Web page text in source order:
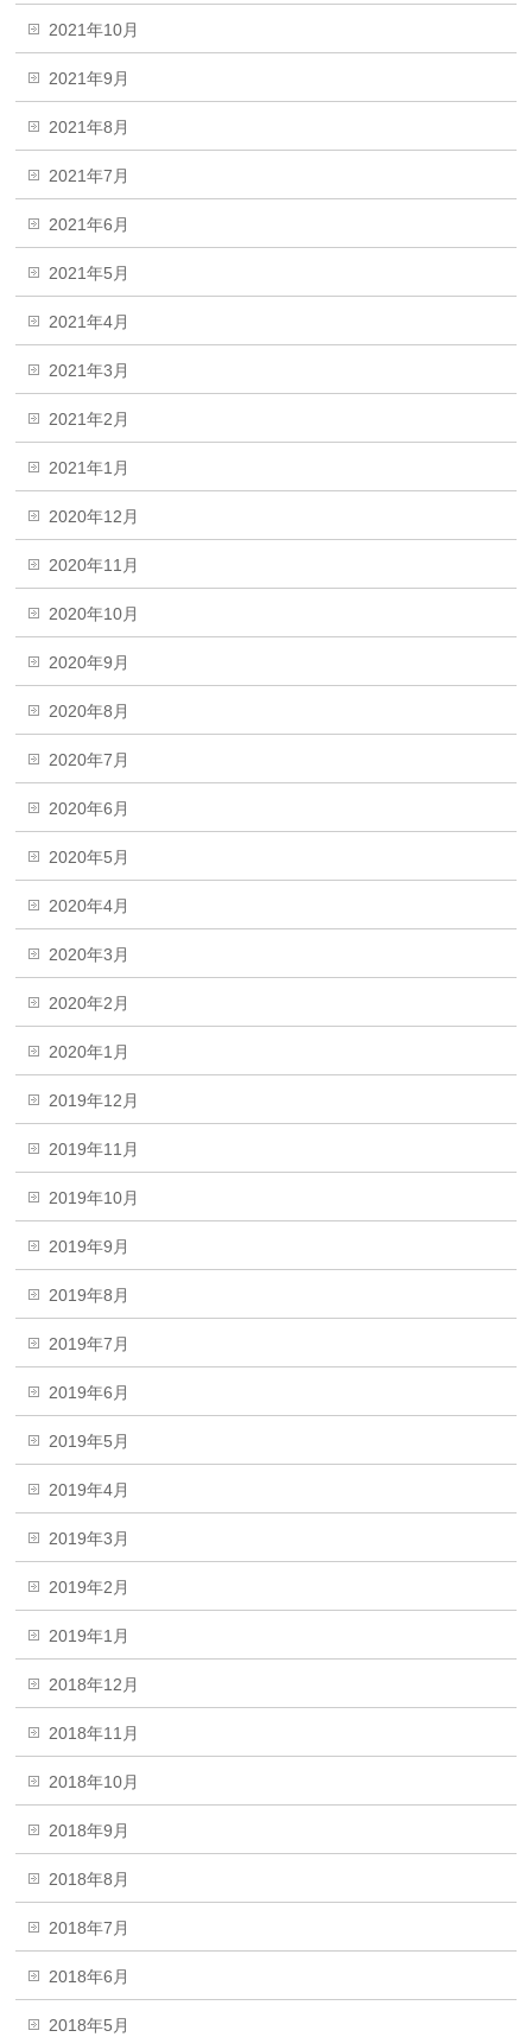
2021年10月
2021年9月
2021年8月
2021年7月
2021年6月
2021年5月
2021年4月
2021年3月
2021年2月
2021年1月
2020年12月
2020年11月
2020年10月
2020年9月
2020年8月
2020年7月
2020年6月
2020年5月
2020年4月
2020年3月
2020年2月
2020年1月
2019年12月
2019年11月
2019年10月
2019年9月
2019年8月
2019年7月
2019年6月
2019年5月
2019年4月
2019年3月
2019年2月
2019年1月
2018年12月
2018年11月
2018年10月
2018年9月
2018年8月
2018年7月
2018年6月
2018年5月